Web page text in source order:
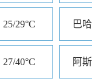
25/29°C 巴
27/40°C 阿